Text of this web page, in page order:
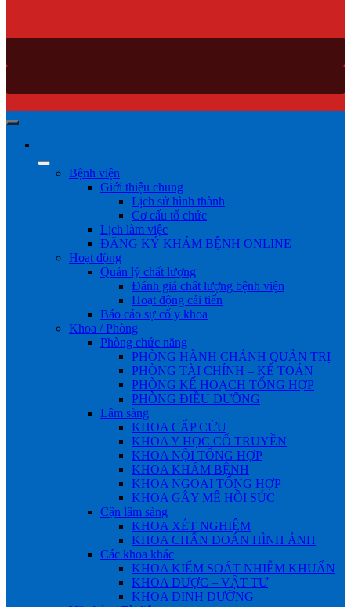
Bệnh viện
Giới thiệu chung
Lịch sử hình thành
Cơ cấu tổ chức
Lịch làm việc
ĐĂNG KÝ KHÁM BỆNH ONLINE
Hoạt động
Quản lý chất lượng
Đánh giá chất lượng bệnh viện
Hoạt động cải tiến
Báo cáo sự cố y khoa
Khoa / Phòng
Phòng chức năng
PHÒNG HÀNH CHÁNH QUẢN TRỊ
PHÒNG TÀI CHÍNH – KẾ TOÁN
PHÒNG KẾ HOẠCH TỔNG HỢP
PHÒNG ĐIỀU DƯỠNG
Lâm sàng
KHOA CẤP CỨU
KHOA Y HỌC CỔ TRUYỀN
KHOA NỘI TỔNG HỢP
KHOA KHÁM BỆNH
KHOA NGOẠI TỔNG HỢP
KHOA GÂY MÊ HỒI SỨC
Cận lâm sàng
KHOA XÉT NGHIỆM
KHOA CHẨN ĐOÁN HÌNH ẢNH
Các khoa khác
KHOA KIỂM SOÁT NHIỄM KHUẨN
KHOA DƯỢC – VẬT TƯ
KHOA DINH DƯỠNG